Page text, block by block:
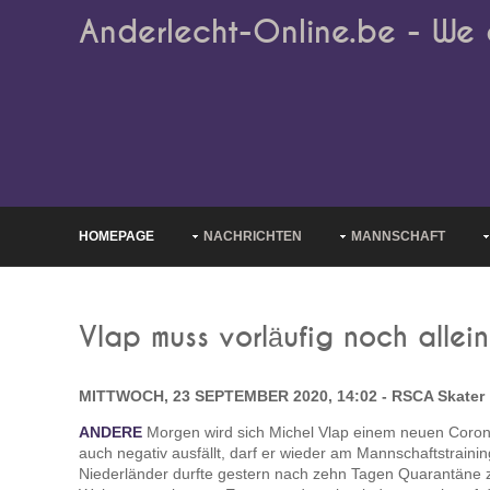
Anderlecht-Online.be - We
HOMEPAGE NACHRICHTEN MANNSCHAFT
Vlap muss vorläufig noch
MITTWOCH, 23 SEPTEMBER 2020, 14:02 - RSCA Skater
ANDERE Morgen wird sich Michel Vlap einem neuen
auch negativ ausfällt, darf er wieder am
Niederländer durfte gestern nach zehn Tagen Quarantäne